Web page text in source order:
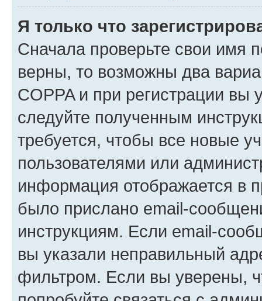
Я только что
Сначала проверьте свои имя
верны, то возможны два
COPPA и при регистрации вы
следуйте полученным
требуется, чтобы все новые
пользователями или
информация отображается в
было прислано email-
инструкциям. Если email-
вы указали неправильный
фильтром. Если вы уверены,